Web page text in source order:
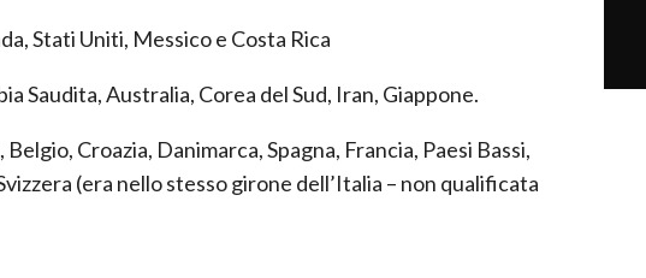
Stati Uniti, Messico e Costa Rica
Saudita, Australia, Corea del Sud, Iran, Giappone.
Croazia, Danimarca, Spagna, Francia, Paesi Bassi,
(era nello stesso girone dell’Italia – non qualificata